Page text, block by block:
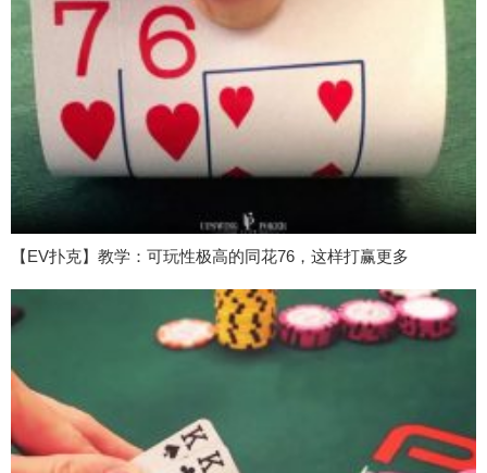
【EV扑克】教学：可玩性极高的同花76，这样打赢更多